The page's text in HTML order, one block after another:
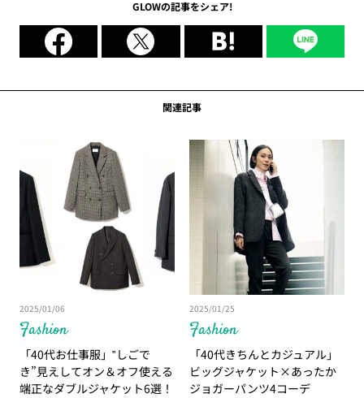
GLOWの記事をシェア!
関連記事
Fashion
2025/01/06
「40代お仕事服」‟しごで
き”見えしてオン＆オフ使える
端正なダブルジャケット6選！
Fashion
2025/01/25
「40代きちんとカジュアル」
ビッグジャケット×あったか
ジョガーパンツ4コーデ